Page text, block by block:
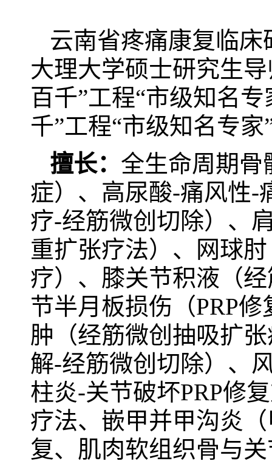
云南省疼痛康复临
大理大学硕士研究生
百千”工程“市级知名
千”工程“市级知名专家
擅长： 全生命周期骨
症）、高尿酸-痛风性-
疗-经筋微创切除）、
重扩张疗法）、网球
疗）、膝关节积液（
节半月板损伤（PRP
肿（经筋微创抽吸扩
解-经筋微创切除）、
柱炎-关节破坏PRP修
疗法、嵌甲并甲沟炎
复、肌肉软组织骨与